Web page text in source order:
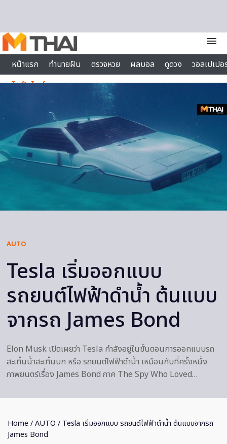
menu
หน้าแรก
ทำนายฝัน ตรวจหวย ผลบอล ดูดวง
วอลเปเป
ไลฟ์สไตล์
AUTO
Tesla เริ่มออกแบบ
รถยนต์ไฟฟ้าดำน้ำ ต้นแบบ
จากรถ James Bond
Elon Musk เปิดเผยว่า Tesla กำลังอยู่ในขั้นตอนการออกแบบรถ
สะเทิ้นน้ำสะเทิ้นบก หรือ รถยนต์ไฟฟ้าดำน้ำ เหมือนกับที่ครั้งหนึ่ง
ภาพยนตร์เรื่อง James Bond ภาค The Spy Who Loved…
Home /AUTO / Tesla เริ่มออกแบบ รถยนต์ไฟฟ้าดำน้ำ ต้นแบบจากรถ
James Bond